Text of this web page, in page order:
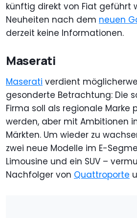
künftig direkt von Fiat geführt
Neuheiten nach dem neuen
derzeit keine Informationen.
Maserati
Maserati verdient
gesonderte Betrachtung: Die
Firma soll als regionale Marke
werden, aber mit Ambitionen
Märkten. Um wieder zu
zwei neue Modelle im E-
Limousine und ein SUV –
Nachfolger von Quattroporte